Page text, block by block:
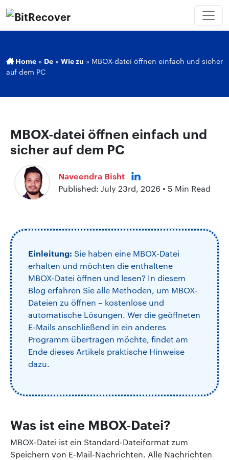
Home » De » Wie zu » MBOX-datei öffnen einfach und sicher
auf dem PC
MBOX-datei öffnen einfach und
sicher auf dem PC
Naveendra Bisht
Published: July 23rd, 2026 • 5 Min Read
Einleitung: Sie haben eine MBOX-Datei
erhalten und möchten die enthaltene
MBOX-Datei öffnen und lesen? In diesem
Blog erfahren Sie alle Methoden, um MBOX-
Dateien zu öffnen – kostenlose und
automatische Lösungen. Wer die geöffneten
E-Mails anschließend in ein anderes
Programm übertragen möchte, findet am
Ende dieses Artikels praktische Hinweise
dazu.
Was ist eine MBOX-Datei?
MBOX-Datei ist ein Standard-Dateiformat zum
Speichern von E-Mail-Nachrichten. Alle Nachrichten